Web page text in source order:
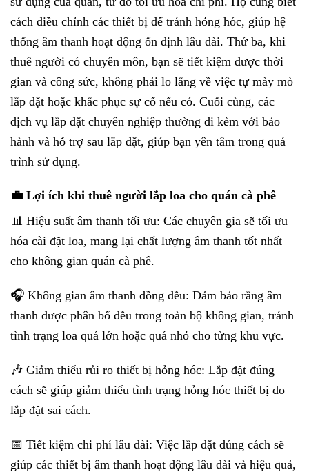
cách điều chỉnh các thiết bị để tránh hỏng hóc, giúp hệ
thống âm thanh hoạt động ổn định lâu dài. Thứ ba, khi
thuê người có chuyên môn, bạn sẽ tiết kiệm được thời
gian và công sức, không phải lo lắng về việc tự mày mò
lắp đặt hoặc khắc phục sự cố nếu có. Cuối cùng, các
dịch vụ lắp đặt chuyên nghiệp thường đi kèm với bảo
hành và hỗ trợ sau lắp đặt, giúp bạn yên tâm trong quá
trình sử dụng.
💼 Lợi ích khi thuê người lắp loa cho quán cà phê
📊 Hiệu suất âm thanh tối ưu: Các chuyên gia sẽ tối ưu
hóa cài đặt loa, mang lại chất lượng âm thanh tốt nhất
cho không gian quán cà phê.
🎧 Không gian âm thanh đồng đều: Đảm bảo rằng âm
thanh được phân bổ đều trong toàn bộ không gian, tránh
tình trạng loa quá lớn hoặc quá nhỏ cho từng khu vực.
🎶 Giảm thiểu rủi ro thiết bị hỏng hóc: Lắp đặt đúng
cách sẽ giúp giảm thiểu tình trạng hỏng hóc thiết bị do
lắp đặt sai cách.
📅 Tiết kiệm chi phí lâu dài: Việc lắp đặt đúng cách sẽ
giúp các thiết bị âm thanh hoạt động lâu dài và hiệu quả,